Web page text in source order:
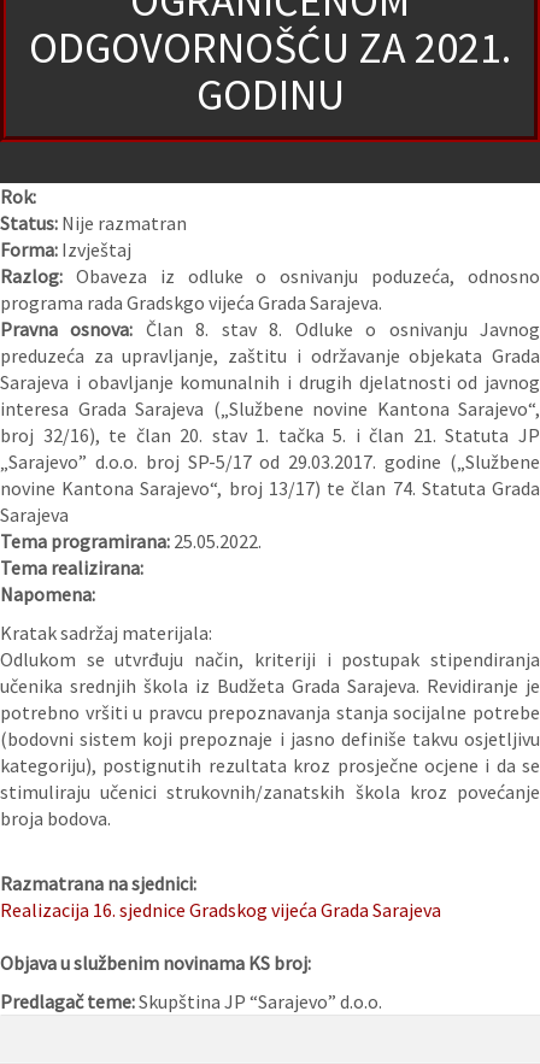
ODGOVORNOŠĆU ZA 2021.
GODINU
Rok:
Status: Nije razmatran
Forma: Izvještaj
Razlog: Obaveza iz odluke o osnivanju poduzeća, odnosno
programa rada Gradskgo vijeća Grada Sarajeva.
Pravna osnova: Član 8. stav 8. Odluke o osnivanju Javnog
preduzeća za upravljanje, zaštitu i održavanje objekata Grada
Sarajeva i obavljanje komunalnih i drugih djelatnosti od javnog
interesa Grada Sarajeva („Službene novine Kantona Sarajevo“,
broj 32/16), te član 20. stav 1. tačka 5. i član 21. Statuta JP
„Sarajevo” d.o.o. broj SP-5/17 od 29.03.2017. godine („Službene
novine Kantona Sarajevo“, broj 13/17) te član 74. Statuta Grada
Sarajeva
Tema programirana: 25.05.2022.
Tema realizirana:
Napomena:
Kratak sadržaj materijala:
Odlukom se utvrđuju način, kriteriji i postupak stipendiranja
učenika srednjih škola iz Budžeta Grada Sarajeva. Revidiranje je
potrebno vršiti u pravcu prepoznavanja stanja socijalne potrebe
(bodovni sistem koji prepoznaje i jasno definiše takvu osjetljivu
kategoriju), postignutih rezultata kroz prosječne ocjene i da se
stimuliraju učenici strukovnih/zanatskih škola kroz povećanje
broja bodova.
Razmatrana na sjednici:
Realizacija 16. sjednice Gradskog vijeća Grada Sarajeva
Objava u službenim novinama KS broj:
Predlagač teme:Skupština JP “Sarajevo” d.o.o.